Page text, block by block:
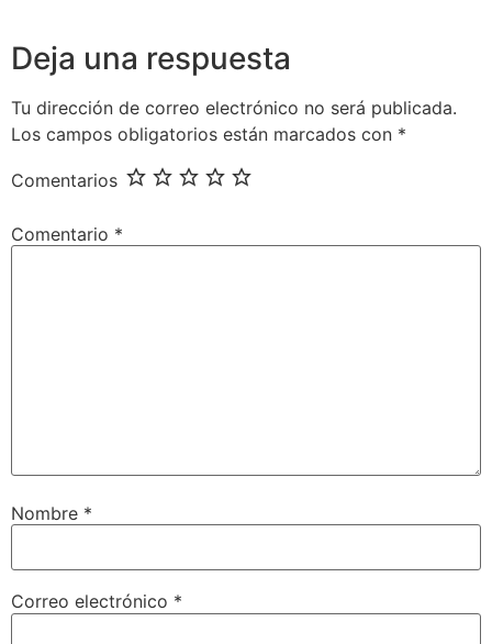
Deja una respuesta
Tu dirección de correo electrónico no será publicada.
Los campos obligatorios están marcados con *
Comentarios
Comentario *
Nombre *
Correo electrónico *